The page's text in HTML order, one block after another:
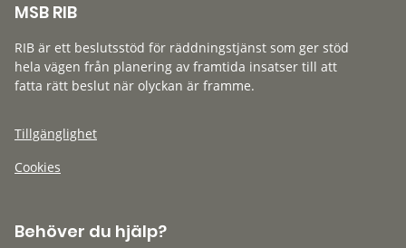
MSB RIB
RIB är ett beslutsstöd för räddningstjänst som ger stöd
hela vägen från planering av framtida insatser till att
fatta rätt beslut när olyckan är framme.
Tillgänglighet
Cookies
Behöver du hjälp?